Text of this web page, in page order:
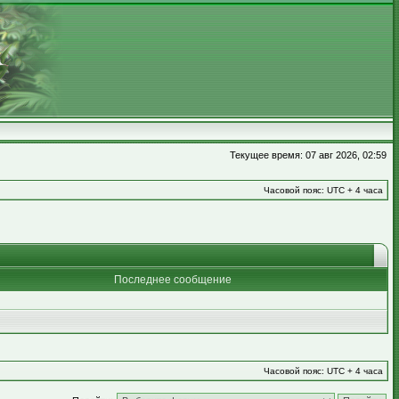
Текущее время: 07 авг 2026, 02:59
Часовой пояс: UTC + 4 часа
Последнее сообщение
Часовой пояс: UTC + 4 часа